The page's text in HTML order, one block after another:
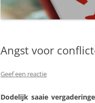
Angst voor
Geef een reactie
Dodelijk saaie